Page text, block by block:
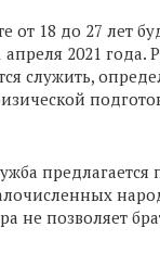
от 18 до 27 лет
2021 года.
служить,
предлагается
не позволяет